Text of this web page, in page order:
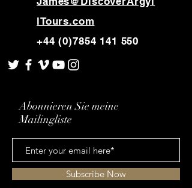
lTours.com
+44 (0)7854 141 550
Abonnieren Sie meine
Mailingliste
Subscribe Now